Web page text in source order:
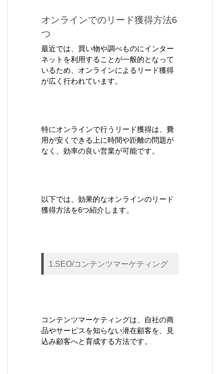
オンラインでのリード獲得方法6
つ
最近では、買い物や調べものにインター
ネットを利用することが一般的となって
いるため、オンラインによるリード獲得
が広く行われています。
特にオンラインで行うリード獲得は、費
用が安くできる上に時間や距離の問題が
なく、効率の良い営業が可能です。
以下では、効果的なオンラインのリード
獲得方法を6つ紹介します。
1.SEO/コンテンツマーケティング
コンテンツマーケティングは、自社の商
品やサービスを知らない潜在顧客を、見
込み顧客へと育成する方法です。